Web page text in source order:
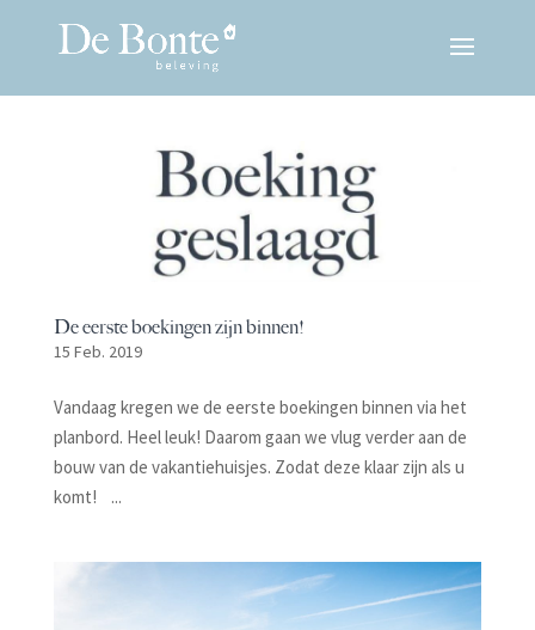
De eerste boekingen zijn binnen!
15 Feb. 2019
Vandaag kregen we de eerste boekingen binnen via het
planbord. Heel leuk! Daarom gaan we vlug verder aan de
bouw van de vakantiehuisjes. Zodat deze klaar zijn als u
komt! ...